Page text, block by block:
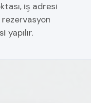
iş adresi
rezervasyon